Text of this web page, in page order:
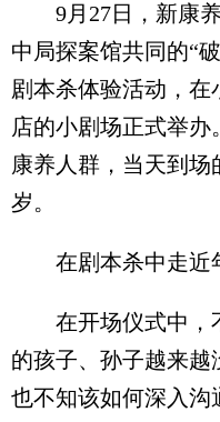
9月27日，新康养
中局探案馆共同的“
剧本杀体验活动，
店的小剧场正式举
康养人群，当天到
岁。
在剧本杀中走近
在开场仪式中，
的孩子、孙子越来
也不知该如何深入沟